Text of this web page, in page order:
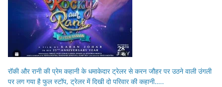
रॉकी और रानी की प्रेम कहानी के धमाकेदार ट्रेलर से करन जौहर पर उठने वाली उंगली
पर लग गया है फुल स्टॉप, ट्रेलर में दिखी दो परिवार की कहानी…..